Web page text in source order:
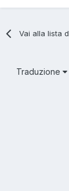
Vai alla lista
Traduzione